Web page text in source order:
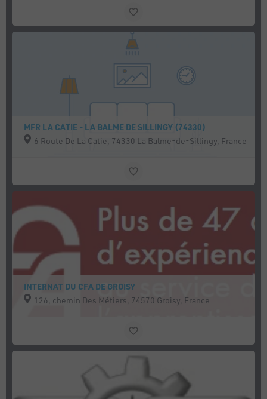
MFR LA CATIE - LA BALME DE SILLINGY (74330)
6 Route De La Catie, 74330 La Balme-de-Sillingy, France
INTERNAT DU CFA DE GROISY
126, chemin Des Métiers, 74570 Groisy, France